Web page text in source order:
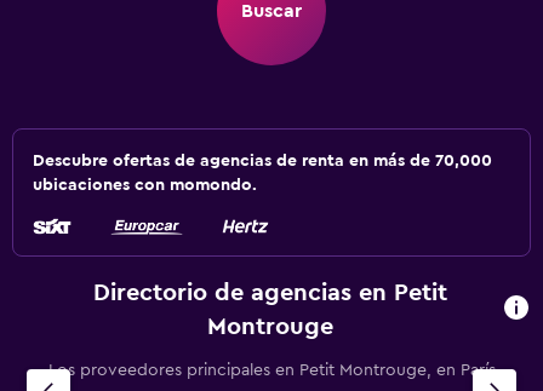
Buscar
Descubre ofertas de agencias de renta en más de 70,000
ubicaciones con momondo.
Directorio de agencias en Petit
Montrouge
Los proveedores principales en Petit Montrouge, en París